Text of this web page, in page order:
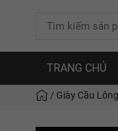
TRANG CHỦ
/ Giày Cầu